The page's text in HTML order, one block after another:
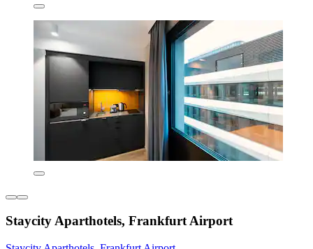
Staycity Aparthotels, Frankfurt Airport